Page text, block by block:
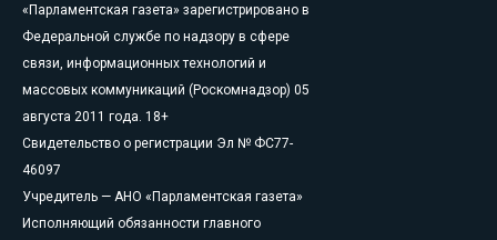
«Парламентская газета» зарегистрировано в
Федеральной службе по надзору в сфере
связи, информационных технологий и
массовых коммуникаций (Роскомнадзор) 05
августа 2011 года. 18+
Свидетельство о регистрации Эл № ФС77-
46097
Учредитель — АНО «Парламентская газета»
Исполняющий обязанности главного